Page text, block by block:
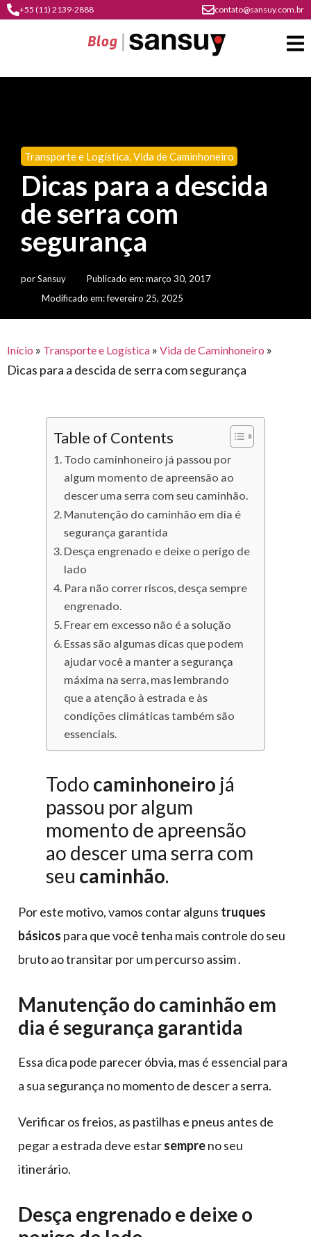
+55 (11) 2139-2888 contato@sansuy.com.br
contato
cultura
do
institucional
materiais
gratuitos
eventos
Agronegócio
em
soluções
para
agronegócio
Coberturas
barracas
toldos
comunicação
visual
construção
civil
mercado
móveis,
calçados,
epi's
lonas
multiúso
Transporte
e logística
armazenagem
lonas
de
caminhoneiro
Transporte e Logística,Vida de Caminhoneiro
Dicas para a descida
de serra com
segurança
porSansuy Publicado em:março 30, 2017
Modificado em: fevereiro 25, 2025
Início » Transporte e Logística » Vida de Caminhoneiro »
Dicas para a descida de serra com segurança
Table of Contents
Todo caminhoneiro já passou por
algum momento de apreensão ao
descer uma serra com seu caminhão.
Manutenção do caminhão em dia é
segurança garantida
Desça engrenado e deixe o perigo de
lado
Para não correr riscos, desça sempre
engrenado.
Frear em excesso não é a solução
Essas são algumas dicas que podem
ajudar você a manter a segurança
máxima na serra, mas lembrando
que a atenção à estrada e às
condições climáticas também são
essenciais.
Todo caminhoneiro já
passou por algum
momento de apreensão
ao descer uma serra com
seu caminhão.
Por este motivo, vamos contar alguns truques
básicos para que você tenha mais controle do seu
bruto ao transitar por um percurso assim .
Manutenção do caminhão em
dia é segurança garantida
Essa dica pode parecer óbvia, mas é essencial para
a sua segurança no momento de descer a serra.
Verificar os freios, as pastilhas e pneus antes de
pegar a estrada deve estarsempreno seu
itinerário.
Desça engrenado e deixe o